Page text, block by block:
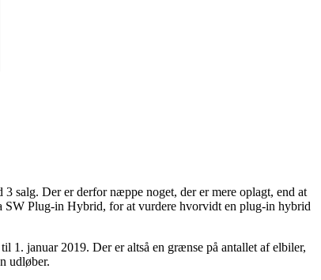
salg. Der er derfor næppe noget, der er mere oplagt, end at
SW Plug-in Hybrid, for at vurdere hvorvidt en plug-in hybrid
1. januar 2019. Der er altså en grænse på antallet af elbiler,
udløber.